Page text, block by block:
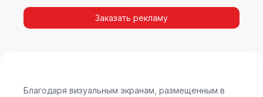
местах продаж, поскольку воздействие на
покупателя в момент выбора товара наиболее
Indoor рекламы.
Заказать рекламу
Благодаря визуальным экранам, размещенным в